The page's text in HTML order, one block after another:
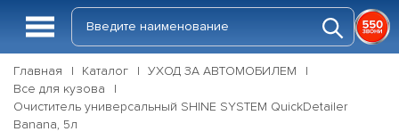
Главная Каталог
УХОД ЗА АВТОМОБИЛЕМ
Все для кузова
Очиститель универсальный SHINE SYSTEM QuickDetailer
Banana, 5л